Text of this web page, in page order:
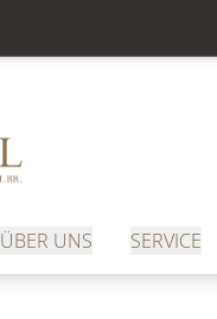
ÜBER UNS SERVICE